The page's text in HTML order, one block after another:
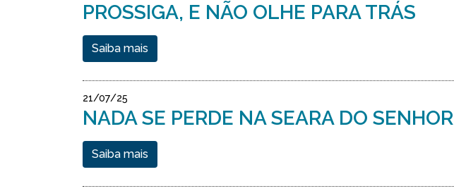
PROSSIGA, E NÃO OLHE PARA TRÁS
Saiba mais
21/07/25
NADA SE PERDE NA SEARA DO SENHOR
Saiba mais